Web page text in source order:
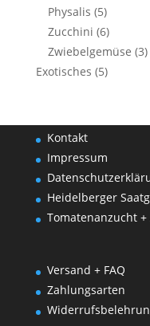
Physalis (5)
Zucchini (6)
Zwiebelgemüse (3)
Exotisches (5)
Kontakt
Impressum
Heidelberger
Tomatenanzucht +
Versand + FAQ
Zahlungsarten